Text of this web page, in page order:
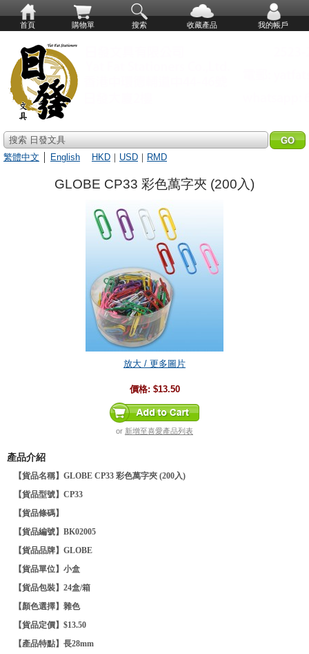
首頁 購物單 搜索 收藏產品 我的帳戶
搜索 日發文具
繁體中文
English HKD ｜ USD ｜ RMD
GLOBE CP33 彩色萬字夾 (200入)
放大 / 更多圖片
價格: $13.50
or 新增至喜愛產品列表
產品介紹
【貨品名稱】GLOBE CP33 彩色萬字夾 (200入)
【貨品型號】CP33
【貨品條碼】
【貨品編號】BK02005
【貨品品牌】 GLOBE
【貨品單位】小盒
【貨品包裝】24盒/箱
【顏色選擇】雜色
【貨品定價】$13.50
【產品特點】長28mm